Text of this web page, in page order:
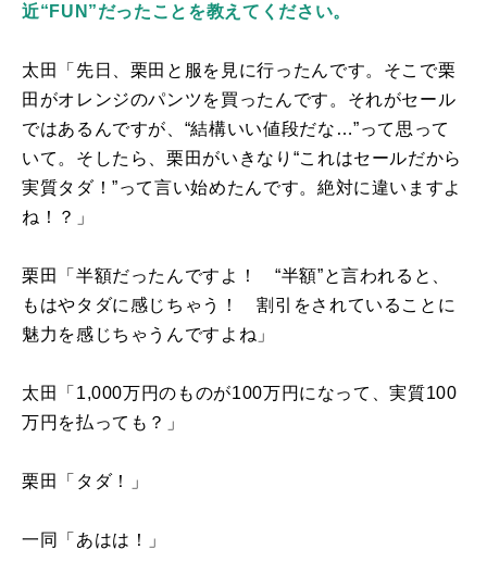
近“FUN”だったことを教えてください。
太田「先日、栗田と服を見に行ったんです。そこで栗
田がオレンジのパンツを買ったんです。それがセール
ではあるんですが、“結構いい値段だな…”って思って
いて。そしたら、栗田がいきなり“これはセールだから
実質タダ！”って言い始めたんです。絶対に違いますよ
ね！？」
栗田「半額だったんですよ！ “半額”と言われると、
もはやタダに感じちゃう！ 割引をされていることに
魅力を感じちゃうんですよね」
太田「 1,000万円のものが100万円になって、実質100
万円を払っても？」
栗田「タダ！」
一同「あはは！」